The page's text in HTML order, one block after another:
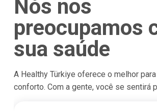
Nós nos
preocupamos
sua saúde
A Healthy Türkiye oferece o melhor
conforto. Com a gente, você se sentirá